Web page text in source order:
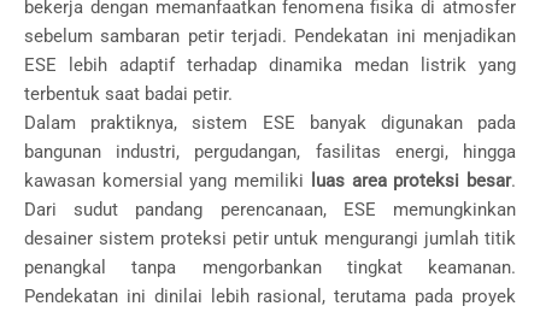
bekerja dengan memanfaatkan fenomena fisika di atmosfer
sebelum sambaran petir terjadi. Pendekatan ini menjadikan
ESE lebih adaptif terhadap dinamika medan listrik yang
terbentuk saat badai petir.
Dalam praktiknya, sistem ESE banyak digunakan pada
bangunan industri, pergudangan, fasilitas energi, hingga
kawasan komersial yang memiliki
luas area proteksi besar.
Dari sudut pandang perencanaan, ESE memungkinkan
desainer sistem proteksi petir untuk mengurangi jumlah titik
penangkal tanpa mengorbankan tingkat keamanan.
Pendekatan ini dinilai lebih rasional, terutama pada proyek